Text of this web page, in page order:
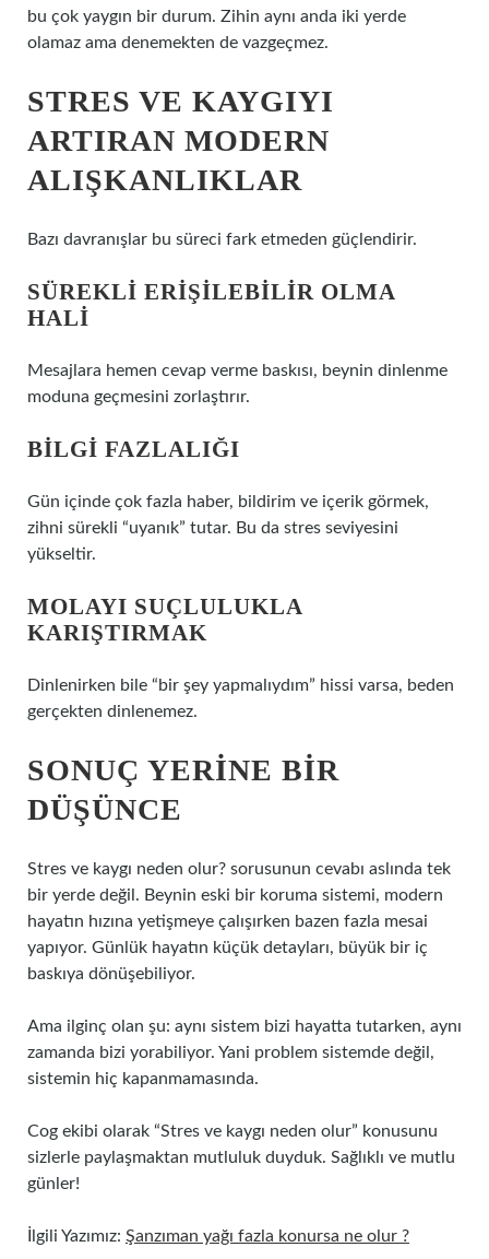
bu çok yaygın bir durum. Zihin aynı anda iki yerde
olamaz ama denemekten de vazgeçmez.
STRES VE KAYGIYI
ARTIRAN MODERN
ALIŞKANLIKLAR
Bazı davranışlar bu süreci fark etmeden güçlendirir.
SÜREKLI ERIŞILEBILIR OLMA
HALI
Mesajlara hemen cevap verme baskısı, beynin dinlenme
moduna geçmesini zorlaştırır.
BILGI FAZLALIĞI
Gün içinde çok fazla haber, bildirim ve içerik görmek,
zihni sürekli “uyanık” tutar. Bu da stres seviyesini
yükseltir.
MOLAYI SUÇLULUKLA
KARIŞTIRMAK
Dinlenirken bile “bir şey yapmalıydım” hissi varsa, beden
gerçekten dinlenemez.
SONUÇ YERINE BIR
DÜŞÜNCE
Stres ve kaygı neden olur? sorusunun cevabı aslında tek
bir yerde değil. Beynin eski bir koruma sistemi, modern
hayatın hızına yetişmeye çalışırken bazen fazla mesai
yapıyor. Günlük hayatın küçük detayları, büyük bir iç
baskıya dönüşebiliyor.
Ama ilginç olan şu: aynı sistem bizi hayatta tutarken, aynı
zamanda bizi yorabiliyor. Yani problem sistemde değil,
sistemin hiç kapanmamasında.
Cog ekibi olarak “Stres ve kaygı neden olur” konusunu
sizlerle paylaşmaktan mutluluk duyduk. Sağlıklı ve mutlu
günler!
İlgili Yazımız: Şanzıman yağı fazla konursa ne olur ?